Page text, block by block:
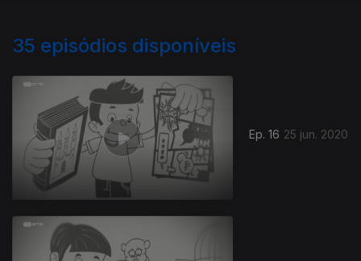
35 episódios disponíveis
Ep. 16 25 jun. 2020